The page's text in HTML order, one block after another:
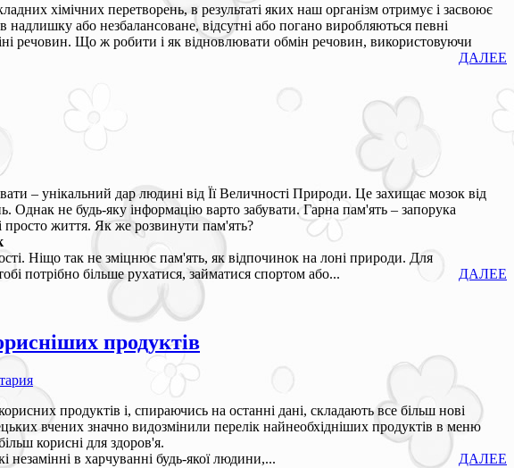
хімічних перетворень, в результаті яких наш організм отримує і засвоює
або незбалансоване, відсутні або погано виробляються певні
речовин. Що ж робити і як відновлювати обмін речовин, використовуючи
ДАЛЕЕ
– унікальний дар людині від Її Величності Природи. Це захищає мозок від
Однак не будь-яку інформацію варто забувати. Гарна пам'ять – запорука
і просто життя. Як же розвинути пам'ять?
Ніщо так не зміцнює пам'ять, як відпочинок на лоні природи. Для
потрібно більше рухатися, займатися спортом або...
ДАЛЕЕ
продуктів
продуктів і, спираючись на останні дані, складають все більш нові
вчених значно видозмінили перелік найнеобхідніших продуктів в меню
корисні для здоров'я.
незамінні в харчуванні будь-якої людини,...
ДАЛЕЕ